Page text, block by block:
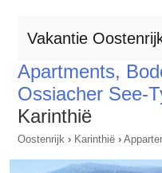
Vakantie
Apartments,
Ossiacher See-
Karinthië
Oostenrijk › Karinthië ›